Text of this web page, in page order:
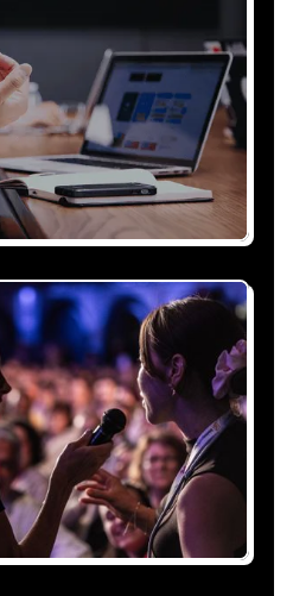
proposition
on vous répond
et adaptée à votre
contraintes.